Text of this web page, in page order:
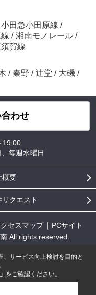
小田急小田原線 /
/ 湘南モノレール /
賀線
/ 秦野 / 辻堂 / 大磯 /
わせ
19:00
毎週水曜日
概要
リクエスト
セスマップ
PCサイト
All rights reserved.
サービス向上検討を目的と
をご確認ください。